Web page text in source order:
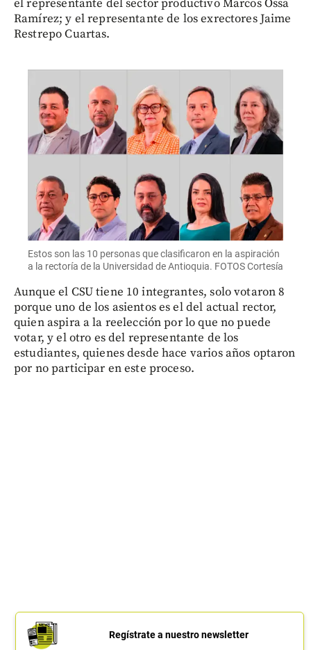
el representante del sector productivo Marcos Ossa
Ramírez; y el representante de los exrectores Jaime
Restrepo Cuartas.
Estos son las 10 personas que clasificaron en la aspiración
a la rectoría de la Universidad de Antioquia. FOTOS Cortesía
Aunque el CSU tiene 10 integrantes, solo votaron 8
porque uno de los asientos es el del actual rector,
quien aspira a la reelección por lo que no puede
votar, y el otro es del representante de los
estudiantes, quienes desde hace varios años optaron
por no participar en este proceso.
Regístrate a nuestro newsletter